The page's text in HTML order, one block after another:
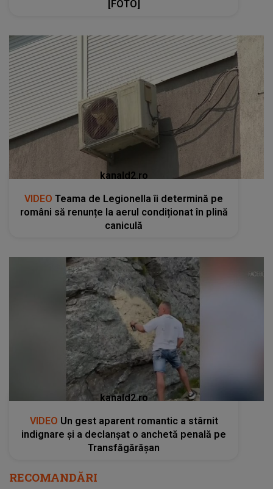
[FOTO]
kanald2.ro
VIDEO Teama de Legionella îi determină pe
români să renunțe la aerul condiționat în plină
caniculă
kanald2.ro
VIDEO Un gest aparent romantic a stârnit
indignare și a declanșat o anchetă penală pe
Transfăgărășan
RECOMANDĂRI